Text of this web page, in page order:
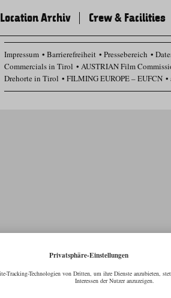
Location Archiv Crew & Facilities
Impressum Barrierefreiheit Pressebereich
Commercials in Tirol
AUSTRIAN Film
Drehorte in Tirol
FILMING EUROPE – EUFCN
Datenschutz Einstellungen